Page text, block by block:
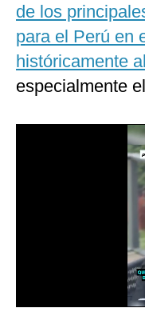
España
Internacional
Tecnología
de los
para el Perú en
históricamente
especialmente